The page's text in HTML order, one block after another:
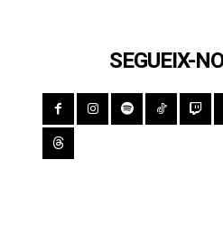
SEGUEIX-